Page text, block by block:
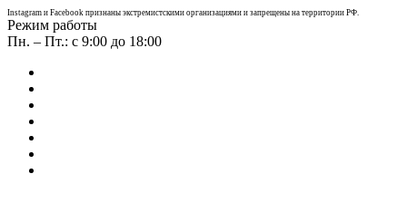
Instagram и Facebook признаны экстремистскими организациями и запрещены на территории РФ.
Режим работы
Пн. – Пт.: с 9:00 до 18:00